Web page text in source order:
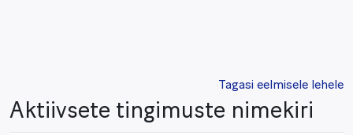
Tagasi eelmisele lehele
Aktiivsete tingimuste nimekiri